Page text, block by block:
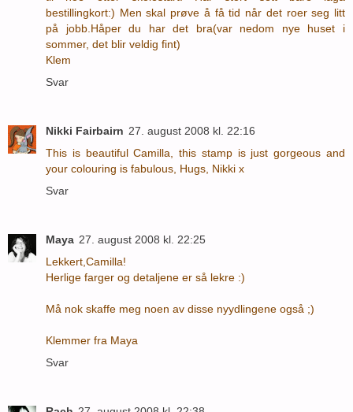
bestillingkort:) Men skal prøve å få tid når det roer seg litt
på jobb.Håper du har det bra(var nedom nye huset i
sommer, det blir veldig fint)
Klem
Svar
Nikki Fairbairn 27. august 2008 kl. 22:16
This is beautiful Camilla, this stamp is just gorgeous and
your colouring is fabulous, Hugs, Nikki x
Svar
Maya 27. august 2008 kl. 22:25
Lekkert,Camilla!
Herlige farger og detaljene er så lekre :)
Må nok skaffe meg noen av disse nyydlingene også ;)
Klemmer fra Maya
Svar